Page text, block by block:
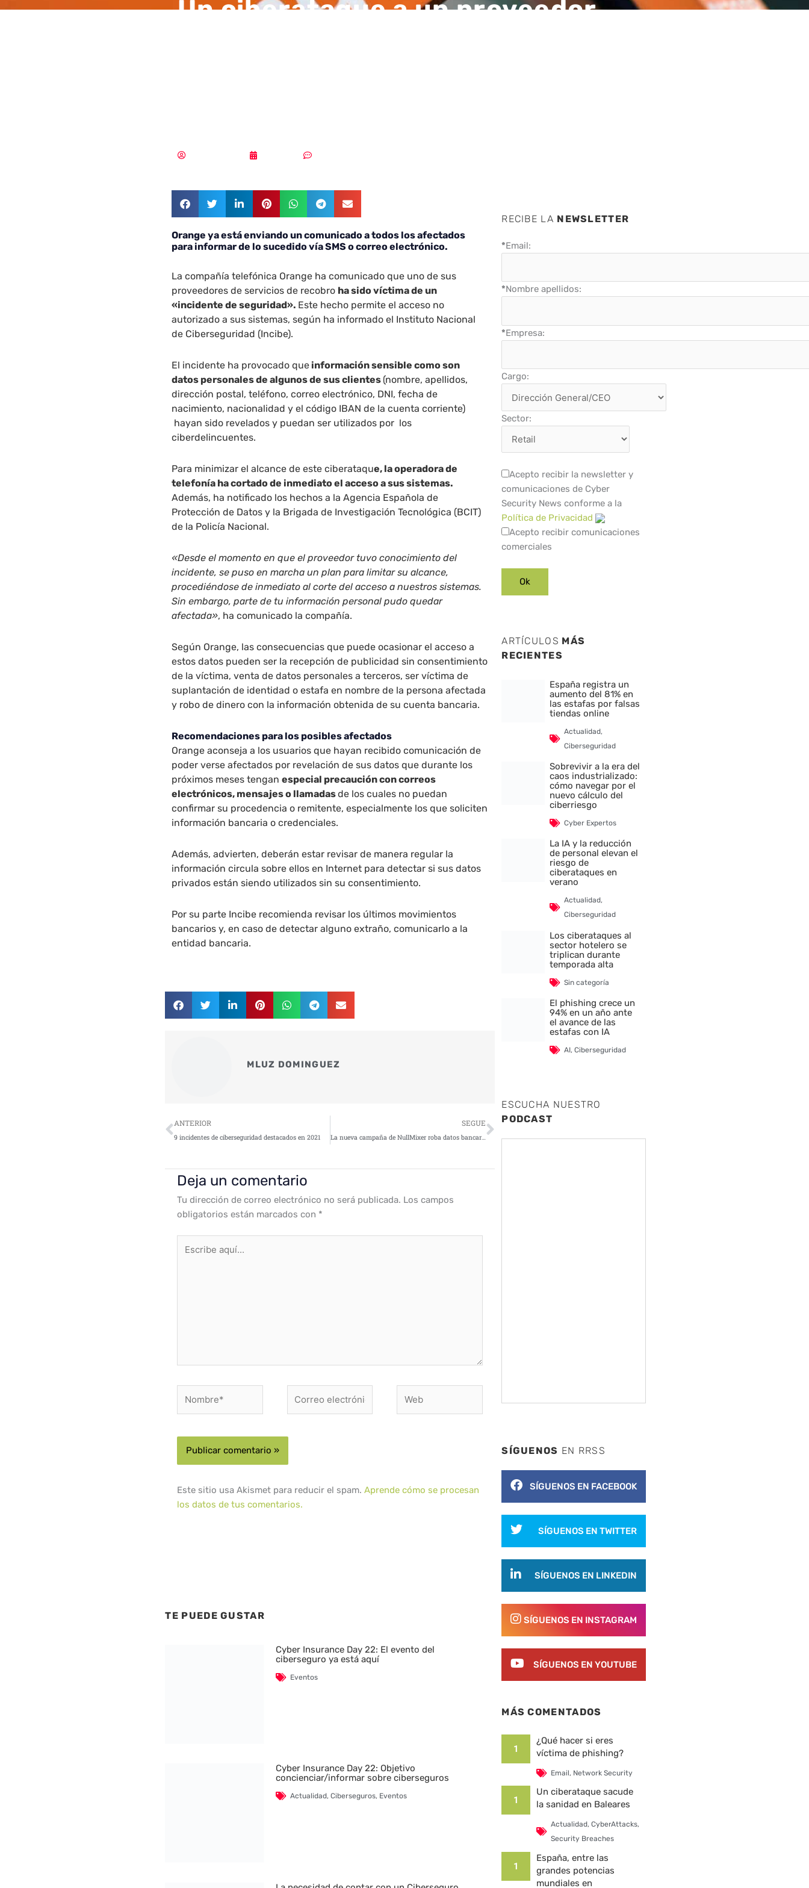
Un ciberataque a un proveedor
Orange ya está enviando un comunicado a todos los afectados
para informar de lo sucedido vía SMS o correo electrónico.
La compañía telefónica Orange ha comunicado que uno de sus
proveedores de servicios de recobro ha sido víctima de un
«incidente de seguridad». Este hecho permite el acceso no
autorizado a sus sistemas, según ha informado el Instituto Nacional
de Ciberseguridad (Incibe).
El incidente ha provocado que información sensible como son
datos personales de algunos de sus clientes (nombre, apellidos,
dirección postal, teléfono, correo electrónico, DNI, fecha de
nacimiento, nacionalidad y el código IBAN de la cuenta corriente)
hayan sido revelados y puedan ser utilizados por los
ciberdelincuentes.
Para minimizar el alcance de este ciberataque, la operadora de
telefonía ha cortado de inmediato el acceso a sus sistemas.
Además, ha notificado los hechos a la Agencia Española de
Protección de Datos y la Brigada de Investigación Tecnológica (BCIT)
de la Policía Nacional.
«Desde el momento en que el proveedor tuvo conocimiento del
incidente, se puso en marcha un plan para limitar su alcance,
procediéndose de inmediato al corte del acceso a nuestros sistemas.
Sin embargo, parte de tu información personal pudo quedar
afectada», ha comunicado la compañía.
Según Orange, las consecuencias que puede ocasionar el acceso a
estos datos pueden ser la recepción de publicidad sin consentimiento
de la víctima, venta de datos personales a terceros, ser víctima de
suplantación de identidad o estafa en nombre de la persona afectada
y robo de dinero con la información obtenida de su cuenta bancaria.
Recomendaciones para los posibles afectados
Orange aconseja a los usuarios que hayan recibido comunicación de
poder verse afectados por revelación de sus datos que durante los
próximos meses tenganespecial precaución con correos
electrónicos, mensajes o llamadasde los cuales no puedan
confirmar su procedencia o remitente, especialmente los que soliciten
información bancaria o credenciales.
Además, advierten, deberán estar revisar de manera regular la
información circula sobre ellos en Internet para detectar si sus datos
privados están siendo utilizados sin su consentimiento.
Por su parte Incibe recomienda revisar los últimos movimientos
bancarios y, en caso de detectar alguno extraño, comunicarlo a la
entidad bancaria.
MLUZ DOMINGUEZ
Ant
ANTERIOR
9 incidentes de ciberseguridad destacados en 2021
SEGUE
La nueva campaña de NullMixer roba datos bancarios, criptodivisas y cuentas de redes sociales
Siguiente
Deja un comentario
Tu dirección de correo electrónico no será publicada. Los campos
obligatorios están marcados con *
aquí...
electrónico*
Este sitio usa Akismet para reducir el spam.Aprende cómo se procesan
los datos de tus comentarios.
TE PUEDE GUSTAR
Cyber Insurance Day 22: El evento del
ciberseguro ya está aquí
Eventos
Cyber Insurance Day 22: Objetivo
concienciar/informar sobre ciberseguros
Actualidad, Ciberseguros, Eventos
RECIBE LA NEWSLETTER
*Email:
*Nombre apellidos:
*Empresa:
Cargo:
Sector:
Acepto recibir la newsletter y
comunicaciones de Cyber
Security News conforme a la
Política de Privacidad
Acepto recibir comunicaciones
comerciales
ARTÍCULOS MÁS
RECIENTES
España registra un
aumento del 81% en
las estafas por falsas
tiendas online
Actualidad,
Ciberseguridad
Sobrevivir a la era del
caos industrializado:
cómo navegar por el
nuevo cálculo del
ciberriesgo
Cyber Expertos
La IA y la reducción
de personal elevan el
riesgo de
ciberataques en
verano
Actualidad,
Ciberseguridad
Los ciberataques al
sector hotelero se
triplican durante
temporada alta
Sin categoría
El phishing crece un
94% en un año ante
el avance de las
estafas con IA
AI,Ciberseguridad
ESCUCHA NUESTRO
PODCAST
SÍGUENOS EN RRSS
SÍGUENOS EN FACEBOOK
SÍGUENOS EN TWITTER
SÍGUENOS EN LINKEDIN
SÍGUENOS EN INSTAGRAM
SÍGUENOS EN YOUTUBE
MÁS COMENTADOS
1
¿Qué hacer si eres
víctima de phishing?
Email, Network Security
1
Un ciberataque sacude
la sanidad en Baleares
Actualidad, CyberAttacks,
Security Breaches
1
España, entre las
grandes potencias
mundiales en